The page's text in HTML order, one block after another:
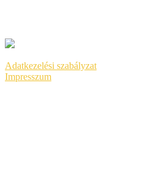
Adatkezelési szabályzat
Impresszum